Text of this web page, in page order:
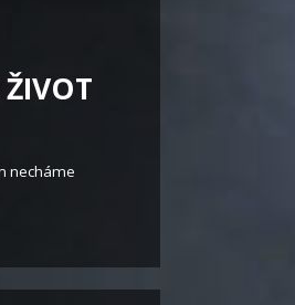
ŽIVOT
necháme